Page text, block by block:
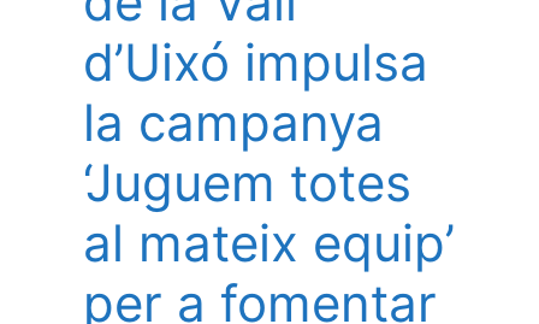
d’Uixó impulsa
la campanya
‘Juguem totes
al mateix equip’
per a fomentar